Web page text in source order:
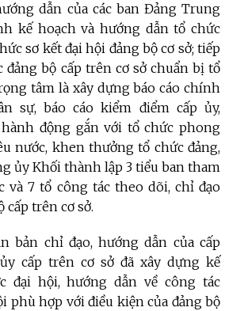
dẫn của các ban Đảng Trung
kế hoạch và hướng dẫn tổ chức
sơ kết đại hội đảng bộ cơ sở; tiếp
đảng bộ cấp trên cơ sở chuẩn bị tổ
tâm là xây dựng báo cáo chính
sự, báo cáo kiểm điểm cấp ủy,
động gắn với tổ chức phong
nước, khen thưởng tổ chức đảng,
ủy Khối thành lập 3 tiểu ban tham
và 7 tổ công tác theo dõi, chỉ đạo
cấp trên cơ sở.
bản chỉ đạo, hướng dẫn của cấp
cấp trên cơ sở đã xây dựng kế
đại hội, hướng dẫn về công tác
phù hợp với điều kiện của đảng bộ